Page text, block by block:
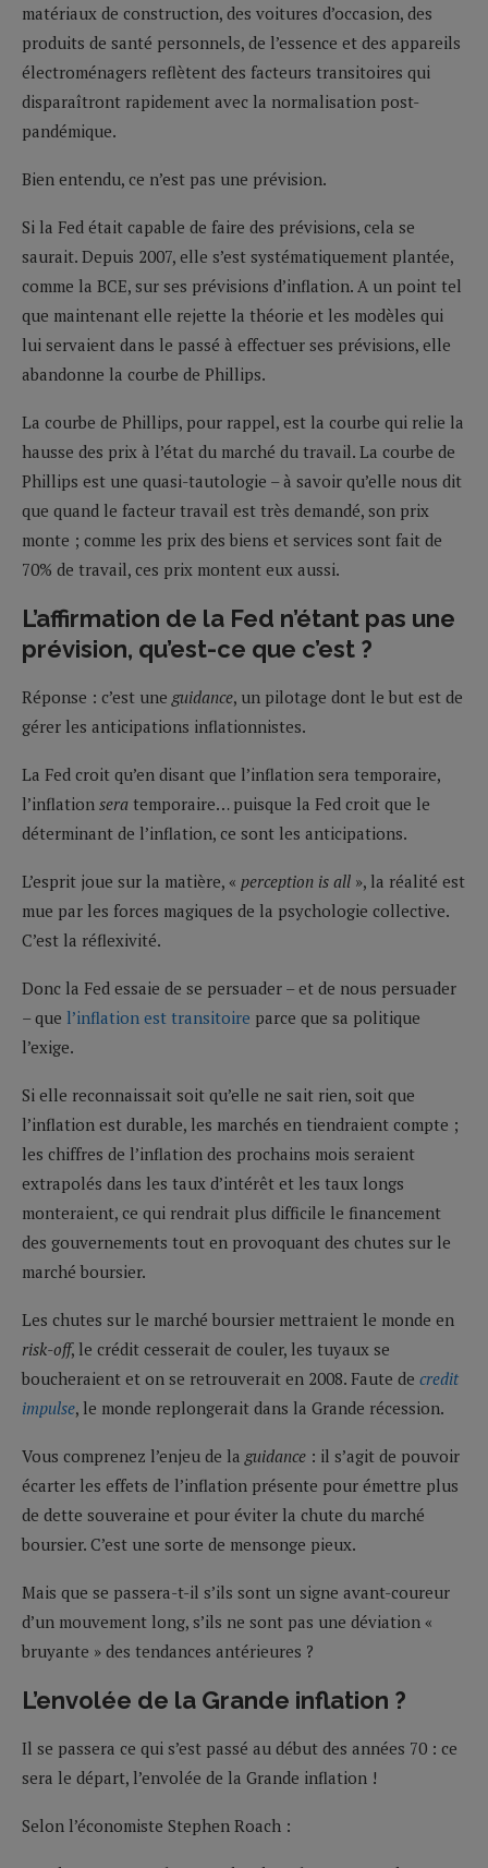
matériaux de construction, des voitures d’occasion, des
produits de santé personnels, de l’essence et des appareils
électroménagers reflètent des facteurs transitoires qui
disparaîtront rapidement avec la normalisation post-
pandémique.
Bien entendu, ce n’est pas une prévision.
Si la Fed était capable de faire des prévisions, cela se
saurait. Depuis 2007, elle s’est systématiquement plantée,
comme la BCE, sur ses prévisions d’inflation. A un point tel
que maintenant elle rejette la théorie et les modèles qui
lui servaient dans le passé à effectuer ses prévisions, elle
abandonne la courbe de Phillips.
La courbe de Phillips, pour rappel, est la courbe qui relie la
hausse des prix à l’état du marché du travail. La courbe de
Phillips est une quasi-tautologie – à savoir qu’elle nous dit
que quand le facteur travail est très demandé, son prix
monte ; comme les prix des biens et services sont fait de
70% de travail, ces prix montent eux aussi.
L’affirmation de la Fed n’étant pas une
prévision, qu’est-ce que c’est ?
Réponse : c’est une guidance, un pilotage dont le but est de
gérer les anticipations inflationnistes.
La Fed croit qu’en disant que l’inflation sera temporaire,
l’inflation sera temporaire… puisque la Fed croit que le
déterminant de l’inflation, ce sont les anticipations.
L’esprit joue sur la matière, « perception is all », la réalité est
mue par les forces magiques de la psychologie collective.
C’est la réflexivité.
Donc la Fed essaie de se persuader – et de nous persuader
– que l’inflation est transitoire parce que sa politique
l’exige.
Si elle reconnaissait soit qu’elle ne sait rien, soit que
l’inflation est durable, les marchés en tiendraient compte ;
les chiffres de l’inflation des prochains mois seraient
extrapolés dans les taux d’intérêt et les taux longs
monteraient, ce qui rendrait plus difficile le financement
des gouvernements tout en provoquant des chutes sur le
marché boursier.
Les chutes sur le marché boursier mettraient le monde en
risk-off, le crédit cesserait de couler, les tuyaux se
boucheraient et on se retrouverait en 2008. Faute de credit
impulse, le monde replongerait dans la Grande récession.
Vous comprenez l’enjeu de la guidance : il s’agit de pouvoir
écarter les effets de l’inflation présente pour émettre plus
de dette souveraine et pour éviter la chute du marché
boursier. C’est une sorte de mensonge pieux.
Mais que se passera-t-il s’ils sont un signe avant-coureur
d’un mouvement long, s’ils ne sont pas une déviation «
bruyante » des tendances antérieures ?
L’envolée de la Grande inflation ?
Il se passera ce qui s’est passé au début des années 70 : ce
sera le départ, l’envolée de la Grande inflation !
Selon l’économiste Stephen Roach :